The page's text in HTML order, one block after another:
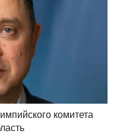
комитета